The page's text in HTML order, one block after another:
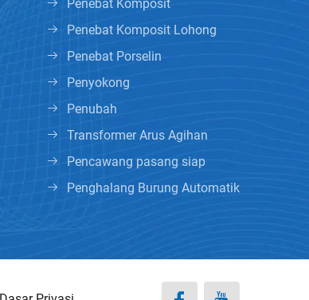
Penebat Komposit
Penebat Komposit Lohong
Penebat Porselin
Penyokong
Penubah
Transformer Arus Agihan
Pencawang pasang siap
Penghalang Burung Automatik